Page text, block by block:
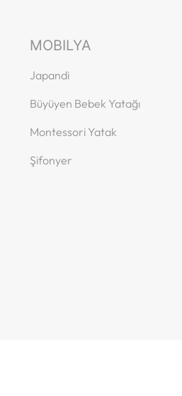
MOBILYA
Japandi
Büyüyen Bebek Yatağı
Montessori Yatak
Şifonyer